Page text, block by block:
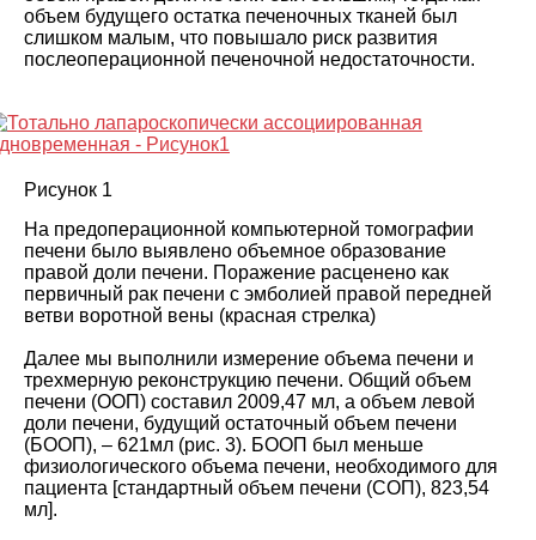
объем будущего остатка печеночных тканей был
слишком малым, что повышало риск развития
послеоперационной печеночной недостаточности.
Рисунок 1
На предоперационной компьютерной томографии
печени было выявлено объемное образование
правой доли печени. Поражение расценено как
первичный рак печени с эмболией правой передней
ветви воротной вены (красная стрелка)
Далее мы выполнили измерение объема печени и
трехмерную реконструкцию печени. Общий объем
печени (ООП) составил 2009,47 мл, а объем левой
доли печени, будущий остаточный объем печени
(БООП), – 621мл (рис. 3). БООП был меньше
физиологического объема печени, необходимого для
пациента [стандартный объем печени (СОП), 823,54
мл].